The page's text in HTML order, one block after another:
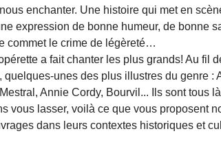
enchanter. Une histoire qui met en
expression de bonne humeur, de bonne
commet le crime de légèreté…
a fait chanter les plus grands! Au fil
unes des plus illustres du genre :
Annie Cordy, Bourvil... Ils sont tous
vous lasser, voilà ce que vous proposent
dans leurs contextes historiques et